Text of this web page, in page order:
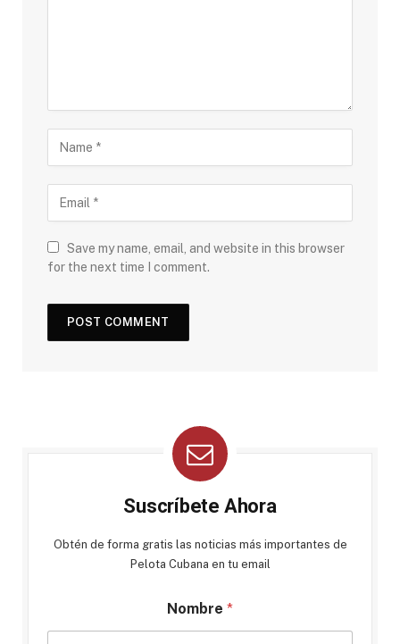
Save my name, email, and website in this browser
for the next time I comment.
Suscríbete Ahora
Obtén de forma gratis las noticias más importantes de
Pelota Cubana en tu email
Nombre *